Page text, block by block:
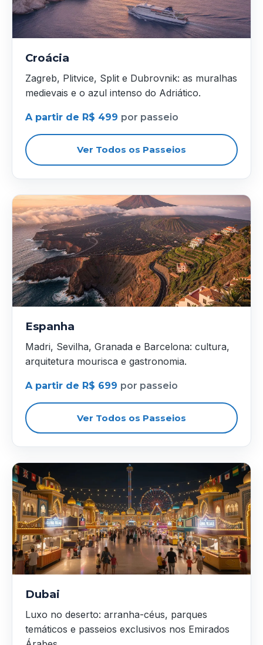
Croácia
Zagreb, Plitvice, Split e Dubrovnik: as muralhas
medievais e o azul intenso do Adriático.
A partir de R$ 499 por passeio
Ver Todos os Passeios
Espanha
Madri, Sevilha, Granada e Barcelona: cultura,
arquitetura mourisca e gastronomia.
A partir de R$ 699 por passeio
Ver Todos os Passeios
Dubai
Luxo no deserto: arranha-céus, parques
temáticos e passeios exclusivos nos Emirados